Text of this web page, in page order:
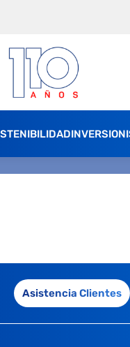
Asistencia Clientes